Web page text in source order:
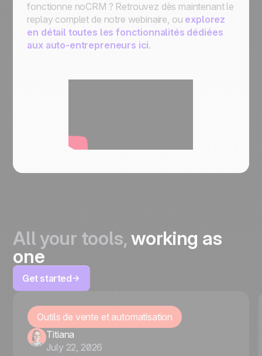
fonctionne noCRM ? Retrouvez dès maintenant le
replay complet de notre webinaire, ou explorez
en détail toutes les fonctionnalités dédiées
aux auto-entrepreneurs ici.
All your tools,working as
one
Get started
Outils de vente et automatisation
Titiana
July 22, 2026